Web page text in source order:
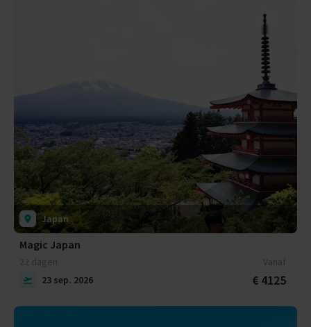
Japan
Magic Japan
22 dagen
Vanaf
23 sep. 2026
€ 4125